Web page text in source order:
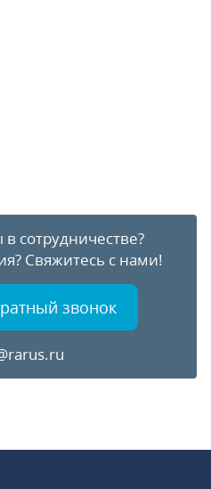
сотрудничестве?
Свяжитесь с нами!
звонок